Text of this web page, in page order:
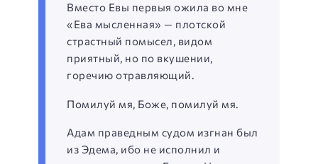
Вместо Евы первыя ожила во мне
«Ева мысленная» — плотской
страстный помысел, видом
приятный, но по вкушении,
горечию отравляющий.
Помилуй мя, Боже, помилуй мя.
Адам праведным судом изгнан был
из Эдема, ибо не исполнил и